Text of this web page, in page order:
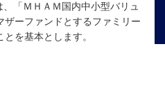
「ＭＨＡＭ国内中小型バリュ
ザーファンドとするファミリー
を基本とします。